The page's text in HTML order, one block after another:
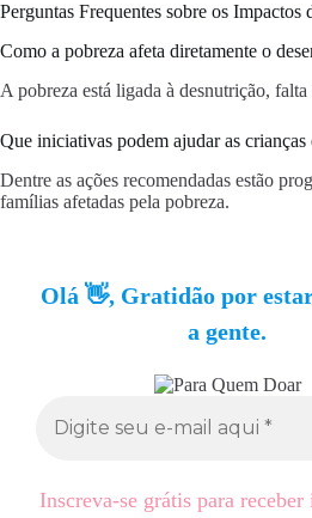
Perguntas Frequentes sobre os
Como a pobreza afeta diretamente o
A pobreza está ligada à desnutrição,
Que iniciativas podem ajudar as
Dentre as ações recomendadas estão
famílias afetadas pela pobreza.
Olá 👋, Gratidão por
a gente.
Inscreva-se grátis para